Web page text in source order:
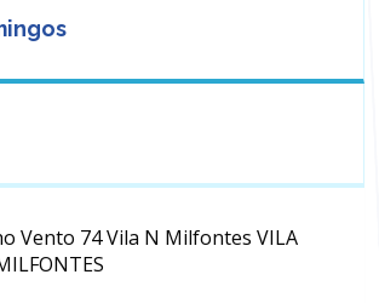
Vento 74 Vila N Milfontes VILA